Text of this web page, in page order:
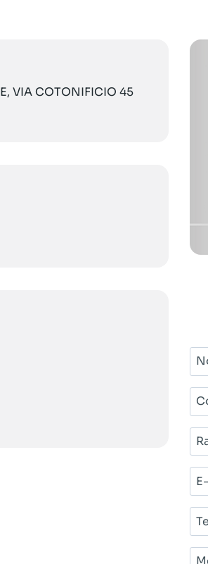
VIA COTONIFICIO 45
E-